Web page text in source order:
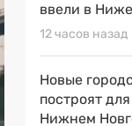
ввели в
12 часов назад
Новые
построят
Нижнем